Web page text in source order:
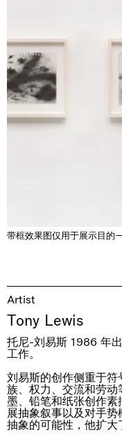
带框效果图仅用于展示目的
Artist
Tony Lewis
托尼-刘易斯 1986 年
工作。
刘易斯的创作侧重于
族、权力、交流和劳
墨、铅笔和纸张创作
展抽象叙事以及对手
抽象的可能性，他扩大
Rat-A-Hum-Tat-Tat-
Pièce Unique
01.09.2026 |
Xiao Guo Hui